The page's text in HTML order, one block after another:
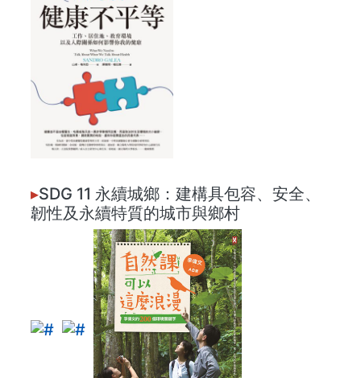
▸SDG 11 永續城鄉：建構具包容、安全、
韌性及永續特質的城市與鄉村